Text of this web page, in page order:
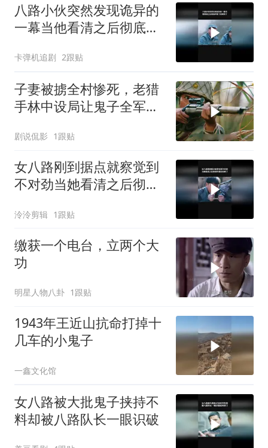
八路小伙突然发现诡异的
一幕当他看清之后彻底吓
卡弹机追剧 2跟贴
子妻被掳全村惨死，老猎
手林中设局让鬼子全军覆
剧说侃影 1跟贴
女八路刚到据点就察觉到
不对劲当她看清之后彻底
泠泠剪辑 1跟贴
缴获一个电台，立两个大
功
明星人物八卦 1跟贴
1943年王近山抗命打掉十
几车的小鬼子
一鑫文化馆
女八路被大批鬼子挟持不
料却被八路队长一眼识破